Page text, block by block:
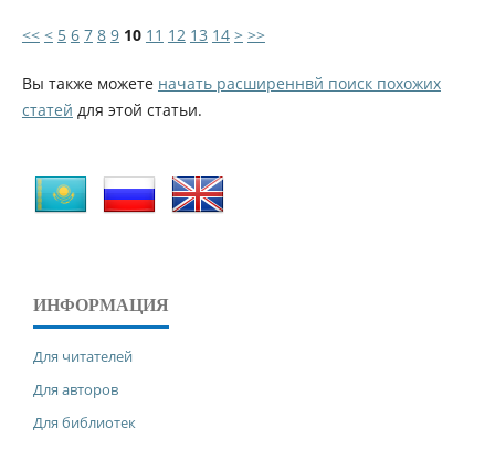
<< < 5 6 7 8 9 10 11 12 13 14 > >>
Вы также можете начать расширеннвй поиск похожих
статей для этой статьи.
ИНФОРМАЦИЯ
Для читателей
Для авторов
Для библиотек